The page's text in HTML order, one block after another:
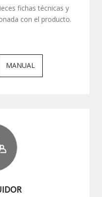
fichas técnicas y
con el producto.
MANUAL